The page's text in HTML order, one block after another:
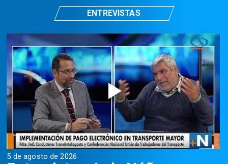
5 de agosto de 2026
ENTREVISTAS